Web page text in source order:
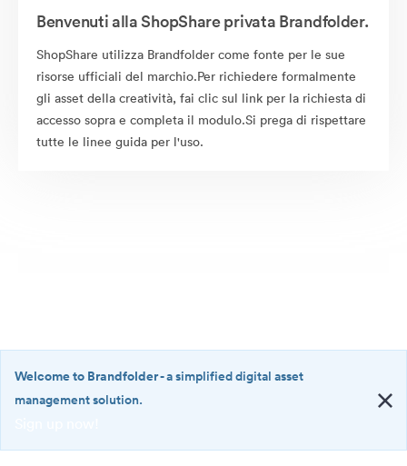
Benvenuti alla ShopShare privata Brandfolder.
ShopShare utilizza Brandfolder come fonte per le sue
risorse ufficiali del marchio.Per richiedere formalmente
gli asset della creatività, fai clic sul link per la richiesta di
accesso sopra e completa il modulo.Si prega di rispettare
tutte le linee guida per l'uso.
·
Welcome to Brandfolder- a simplified digital asset
management solution.